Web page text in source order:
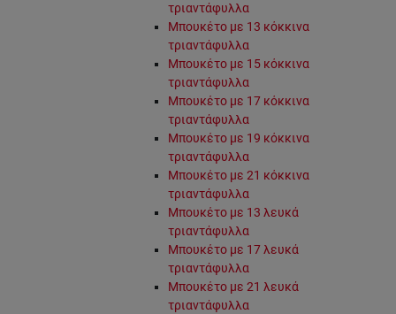
τριαντάφυλλα
Μπουκέτο με 13 κόκκινα
τριαντάφυλλα
Μπουκέτο με 15 κόκκινα
τριαντάφυλλα
Μπουκέτο με 17 κόκκινα
τριαντάφυλλα
Μπουκέτο με 19 κόκκινα
τριαντάφυλλα
Μπουκέτο με 21 κόκκινα
τριαντάφυλλα
Μπουκέτο με 13 λευκά
τριαντάφυλλα
Μπουκέτο με 17 λευκά
τριαντάφυλλα
Μπουκέτο με 21 λευκά
τριαντάφυλλα